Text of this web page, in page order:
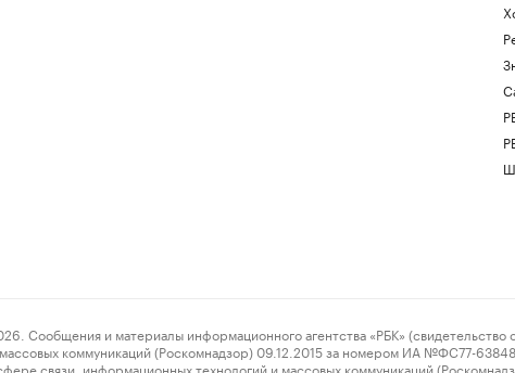
и материалы информационного агентства «РБК» (свидетельство
коммуникаций (Роскомнадзор) 09.12.2015 за номером ИА №ФС77-
связи, информационных технологий и массовых коммуникаций